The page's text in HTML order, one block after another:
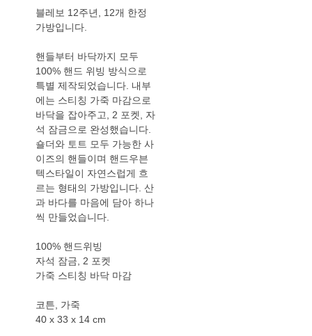
블레보 12주년, 12개 한정
가방입니다.
핸들부터 바닥까지 모두
100% 핸드 위빙 방식으로
특별 제작되었습니다. 내부
에는 스티칭 가죽 마감으로
바닥을 잡아주고, 2 포켓, 자
석 잠금으로 완성했습니다.
숄더와 토트 모두 가능한 사
이즈의 핸들이며 핸드우븐
텍스타일이 자연스럽게 흐
르는 형태의 가방입니다. 산
과 바다를 마음에 담아 하나
씩 만들었습니다.
100% 핸드위빙
자석 잠금, 2 포켓
가죽 스티칭 바닥 마감
코튼, 가죽
40 x 33 x 14 cm